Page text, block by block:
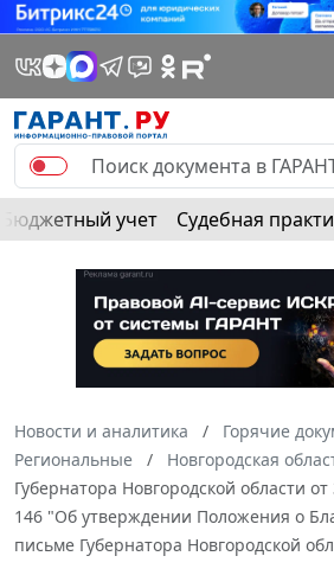
Бюджетный учет Судебная
Новости и аналитика
Горячие
Региональные
Новгородская
Губернатора Новгородской области
146 "Об утверждении Положения о
письме Губернатора Новгородской